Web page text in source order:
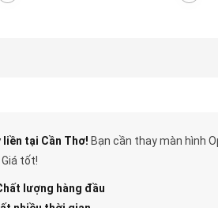
liền tại Cần Thơ! Bạn cần thay màn hình
tốt!
lượng hàng đầu